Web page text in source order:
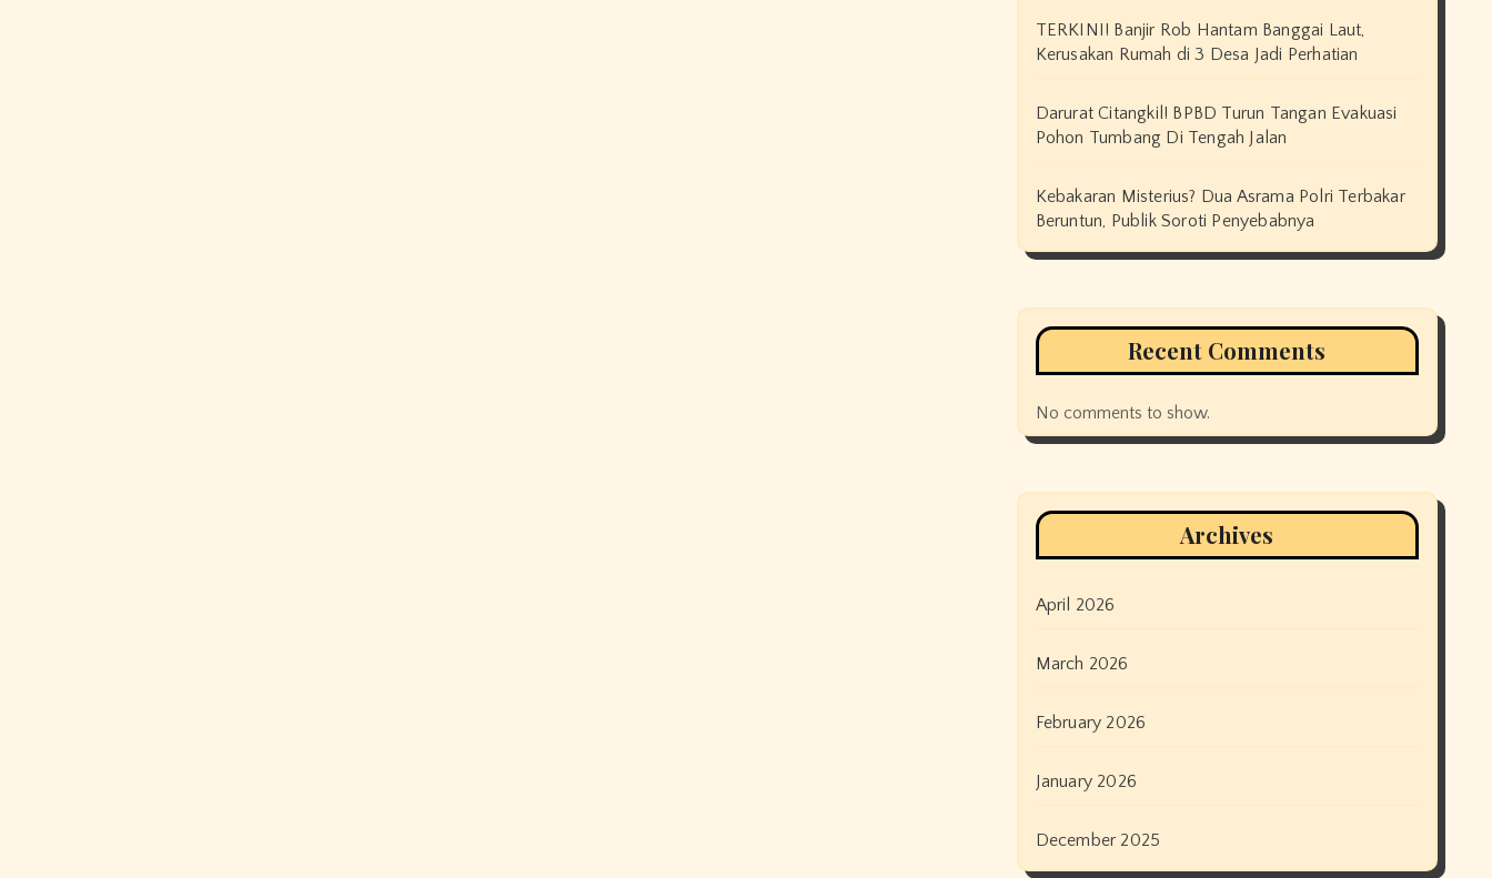
TERKINI! Banjir Rob Hantam Banggai Laut,
Kerusakan Rumah di 3 Desa Jadi Perhatian
Darurat Citangkil! BPBD Turun Tangan Evakuasi
Pohon Tumbang Di Tengah Jalan
Kebakaran Misterius? Dua Asrama Polri Terbakar
Beruntun, Publik Soroti Penyebabnya
Recent Comments
No comments to show.
Archives
April 2026
March 2026
February 2026
January 2026
December 2025